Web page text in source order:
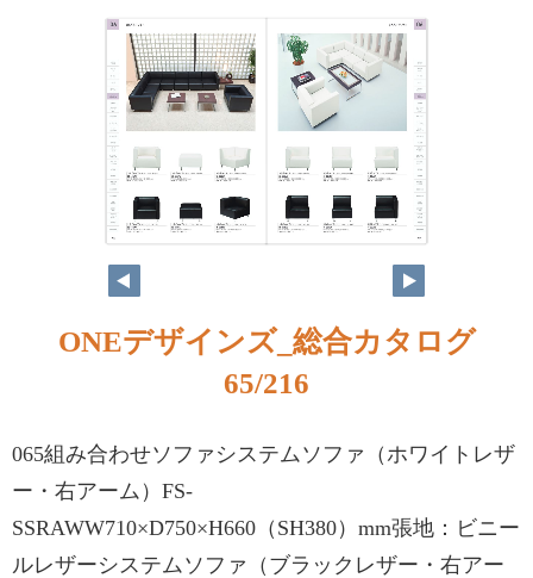
ONEデザインズ_総合カタログ
65/216
065組み合わせソファシステムソファ（ホワイトレザ
ー・右アーム）FS-
SSRAWW710×D750×H660（SH380）mm張地：ビニー
ルレザーシステムソファ（ブラックレザー・右アー